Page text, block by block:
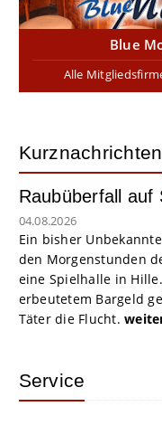
Blue
Alle
Kurznachrichten
Raubüberfall auf
04.08.2026
Ein bisher
den Morgenstunden
eine Spielhalle in
erbeutetem Bargeld
Täter die Flucht.
Service